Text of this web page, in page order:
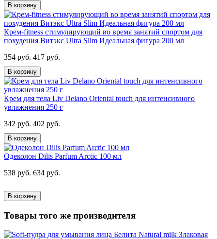
В корзину
Крем-fitness стимулирующий во время занятий спортом для
похудения Витэкс Ultra Slim Идеальная фигура 200 мл
354 руб. 417 руб.
В корзину
Крем для тела Liv Delano Oriental touch для интенсивного
увлажнения 250 г
342 руб. 402 руб.
В корзину
Одеколон Dilis Parfum Arctic 100 мл
538 руб. 634 руб.
В корзину
Товары того же производителя